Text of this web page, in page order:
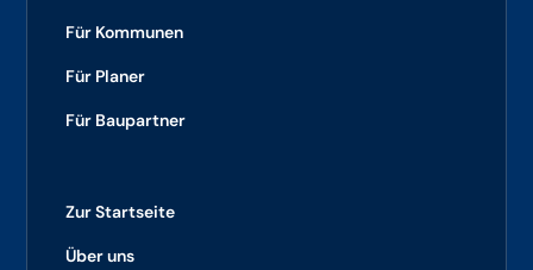
Für Kommunen
Für Planer
Für Baupartner
Zur Startseite
Über uns